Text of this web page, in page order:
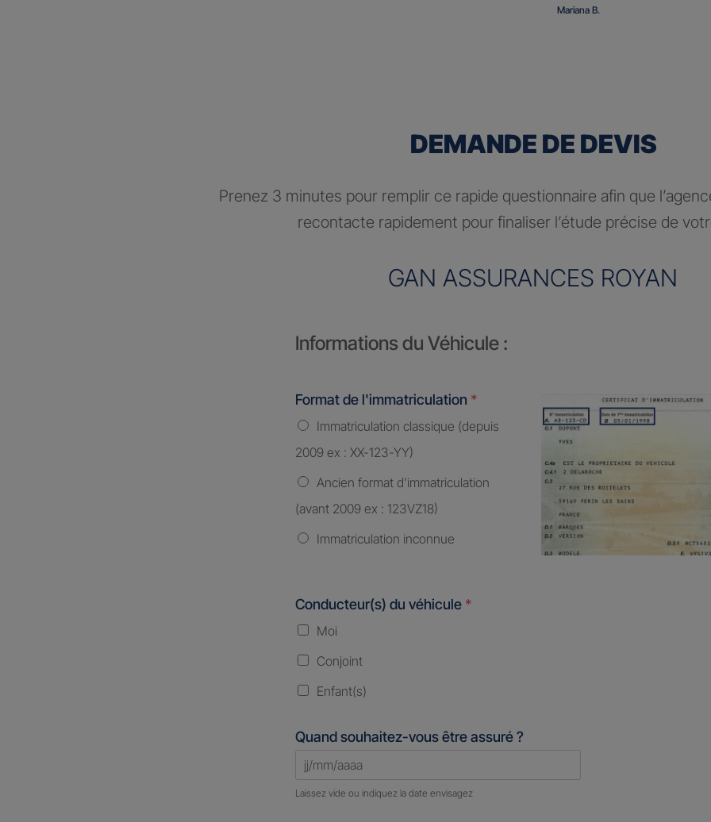
Mariana B.
DEMANDE DE DEVIS
Prenez 3 minutes pour remplir ce rapide questionnaire afin que
recontacte rapidement pour finaliser l’étude précise de
GAN ASSURANCES ROYAN
Informations du Véhicule :
Format de l'immatriculation *
Immatriculation classique (depuis
2009 ex : XX-123-YY)
Ancien format d'immatriculation
(avant 2009 ex : 123VZ18)
Immatriculation inconnue
Conducteur(s) du véhicule *
Moi
Conjoint
Enfant(s)
Quand souhaitez-vous être assuré ?
Laissez vide ou indiquez la date envisagez